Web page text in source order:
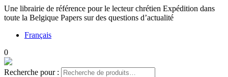
Une librairie de référence pour le lecteur chrétien Expédition dans
toute la Belgique Papers sur des questions d’actualité
Français
0
Recherche pour :